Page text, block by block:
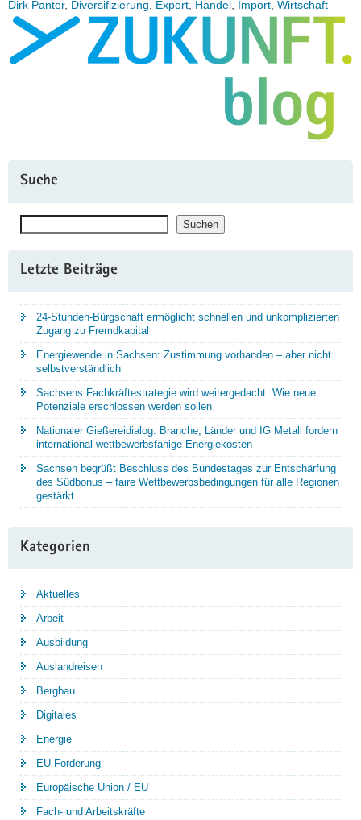
Dirk Panter, Diversifizierung Export Handel Import Wirtschaft
Suche
Suchen Suchen
Letzte Beiträge
24-Stunden-Bürgschaft ermöglicht schnellen und unkomplizierten
Zugang zu Fremdkapital
Energiewende in Sachsen: Zustimmung vorhanden – aber nicht
selbstverständlich
Sachsens Fachkräftestrategie wird weitergedacht: Wie neue
Potenziale erschlossen werden sollen
Nationaler Gießereidialog: Branche, Länder und IG Metall fordern
international wettbewerbsfähige Energiekosten
Sachsen begrüßt Beschluss des Bundestages zur Entschärfung
des Südbonus – faire Wettbewerbsbedingungen für alle Regionen
gestärkt
Kategorien
Aktuelles
Arbeit
Ausbildung
Auslandreisen
Bergbau
Digitales
Energie
EU-Förderung
Europäische Union / EU
Fach- und Arbeitskräfte